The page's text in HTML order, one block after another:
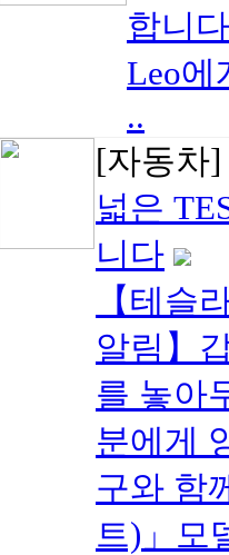
합니
Leo
..
[자동차]
넓은
니다
【테슬
알림】
를 놓아
분에게
구와 함
트)」모